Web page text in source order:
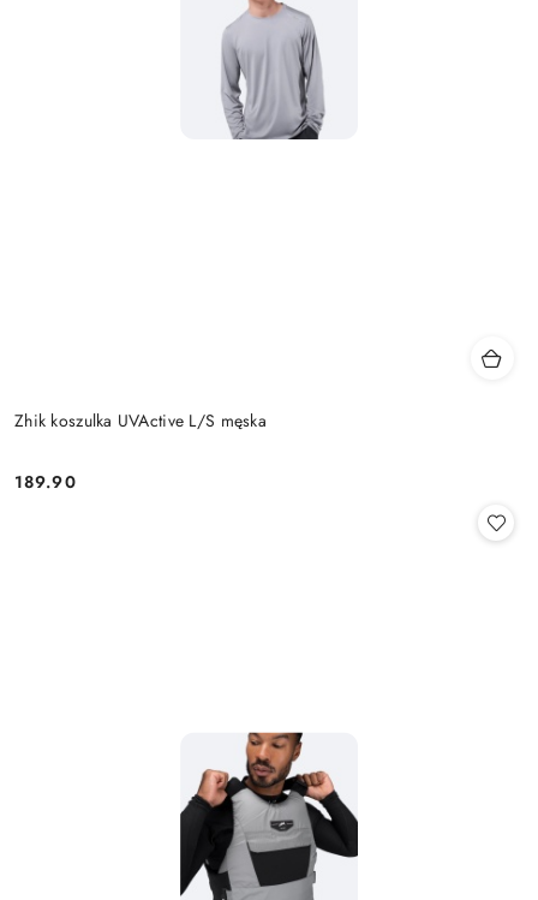
Zhik koszulka UVActive L/S męska
Cena:
189.90